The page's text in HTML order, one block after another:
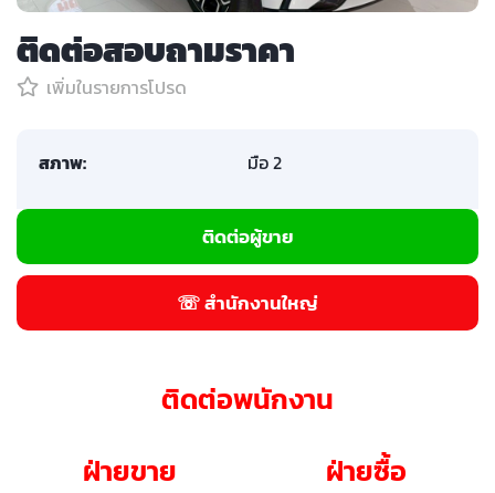
ติดต่อสอบถามราคา
เพิ่มในรายการโปรด
สภาพ: มือ 2
ติดต่อผู้ขาย
☏ สำนักงานใหญ่
ติดต่อพนักงาน
ฝ่ายขาย
ฝ่ายซื้อ